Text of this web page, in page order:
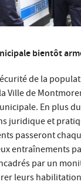
bientôt
de la
Ville de
En plus
juridique et
passeront
entraînements
par un
leurs